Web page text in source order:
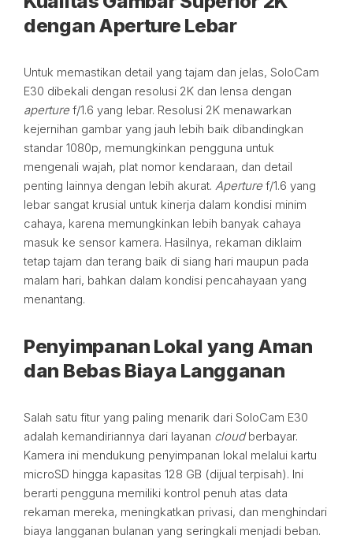
dengan Aperture Lebar
Untuk memastikan detail yang tajam dan jelas, SoloCam
E30 dibekali dengan resolusi 2K dan lensa dengan
aperturef/1.6 yang lebar. Resolusi 2K menawarkan
kejernihan gambar yang jauh lebih baik dibandingkan
standar 1080p, memungkinkan pengguna untuk
mengenali wajah, plat nomor kendaraan, dan detail
penting lainnya dengan lebih akurat. Aperturef/1.6 yang
lebar sangat krusial untuk kinerja dalam kondisi minim
cahaya, karena memungkinkan lebih banyak cahaya
masuk ke sensor kamera. Hasilnya, rekaman diklaim
tetap tajam dan terang baik di siang hari maupun pada
malam hari, bahkan dalam kondisi pencahayaan yang
menantang.
Penyimpanan Lokal yang Aman
dan Bebas Biaya Langganan
Salah satu fitur yang paling menarik dari SoloCam E30
adalah kemandiriannya dari layanan cloudberbayar.
Kamera ini mendukung penyimpanan lokal melalui kartu
microSD hingga kapasitas 128 GB (dijual terpisah). Ini
berarti pengguna memiliki kontrol penuh atas data
rekaman mereka, meningkatkan privasi, dan menghindari
biaya langganan bulanan yang seringkali menjadi beban.